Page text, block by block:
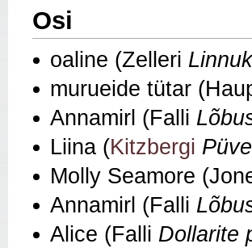
Osi
oaline (Zelleri
murueide tütar
Annamirl (Falli
Liina (Kitzbergi
Molly Seamore
Annamirl (Falli
Alice (Falli Dollarite